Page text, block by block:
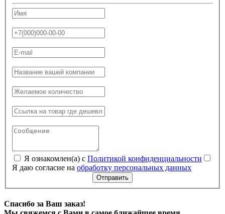
Я ознакомлен(а) с Политикой конфиденциальности
Я даю согласие на обработку персональных данных
Отправить
Спасибо за Ваш заказ!